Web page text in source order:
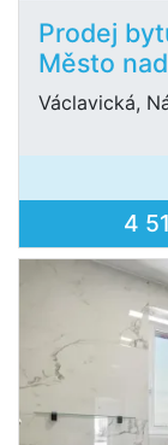
Prodej
Město
Václavická,
4